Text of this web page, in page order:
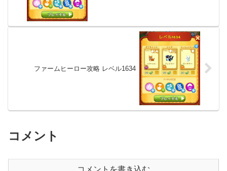
ファームヒーロー攻略 レベル1634
コメント